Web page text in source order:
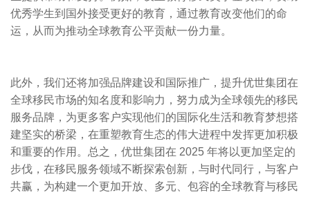
优秀学生到国外接受更好的教育，通过教育改变他们的命
运，从而为推动全球教育公平贡献一份力量。
此外，我们还将加强品牌建设和国际推广，提升优世集团在
全球移民市场的知名度和影响力，努力成为全球领先的移民
服务品牌，为更多客户实现他们的国际化生活和教育梦想搭
建坚实的桥梁，在重塑教育生态的伟大进程中发挥更加积极
和重要的作用。总之，优世集团在 2025 年将以更加坚定的
步伐，在移民服务领域不断探索创新，与时代同行，与客户
共赢，为构建一个更加开放、多元、包容的全球教育与移民